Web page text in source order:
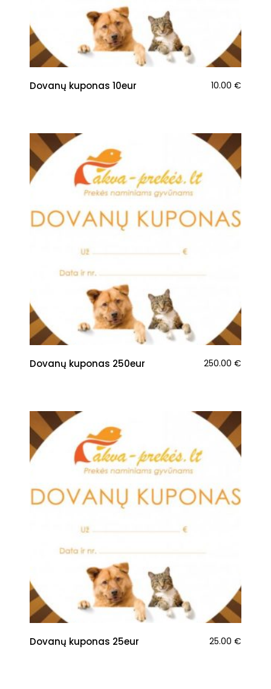
Dovanų kuponas 10eur 10.00 €
Dovanų kuponas 250eur 250.00 €
Dovanų kuponas 25eur 25.00 €